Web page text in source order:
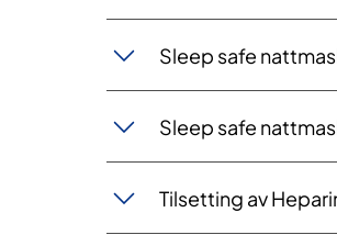
​Sleep safe
Sleep safe
Tilsetting av